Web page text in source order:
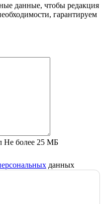
данные, чтобы редакция
гарантируем
Не более 25 МБ
данных